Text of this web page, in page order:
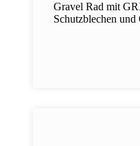
Gravel Rad mit
Schutzblechen und